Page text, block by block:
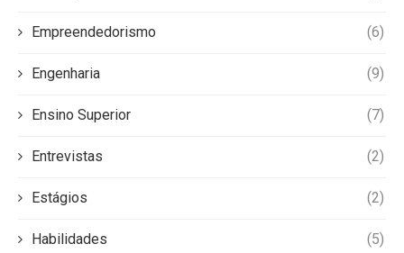
Empreendedorismo (6)
Engenharia (9)
Ensino Superior (7)
Entrevistas (2)
Estágios (2)
Habilidades (5)